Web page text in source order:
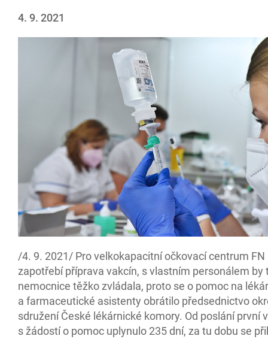
4. 9. 2021
/4. 9. 2021/ Pro velkokapacitní očkovací centrum FN
zapotřebí příprava vakcín, s vlastním personálem by
nemocnice těžko zvládala, proto se o pomoc na
a farmaceutické asistenty obrátilo předsednictvo
sdružení České lékárnické komory. Od poslání první
s žádostí o pomoc uplynulo 235 dní, za tu dobu se